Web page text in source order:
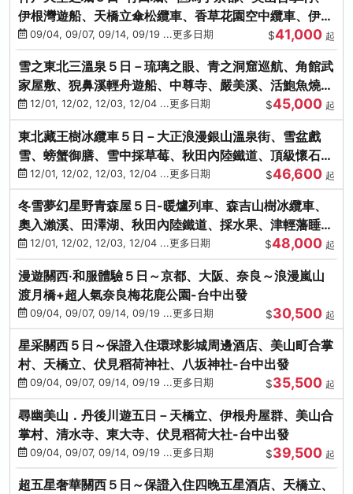
伊根灣遊船、天橋立傘松纜車、香草花園空中纜車、伊勢
龍蝦-台中出發
09/04, 09/07, 09/14, 09/19 ...更多日期 $41,000 起
雪之東北三溫泉５日－琉璃之眼、青之洞窟巡航、角館武
家屋敷、猊鼻溪輕舟遊船、中尊寺、嚴美溪、活鮑魚燒、
烤牡蠣、握壽司體驗
12/01, 12/02, 12/03, 12/04 ...更多日期 $45,000 起
東北藏王樹冰纜車５日－大正浪漫銀山溫泉街、雪盆戲
雪、螃蟹御膳、雪中採草莓、秋田內陸鐵道、頂級懷石料
理、松島遊船
12/01, 12/02, 12/03, 12/04 ...更多日期 $46,600 起
冬雪夢幻星野青森屋５日-暖爐列車、森吉山樹冰纜車、
奧入瀨溪、田澤湖、秋田內陸鐵道、採水果、津輕藩睡魔
村(不進免稅店)
12/01, 12/02, 12/03, 12/04 ...更多日期 $48,000 起
漫遊關西‧和服體驗５日～京都、大阪、奈良～浪漫嵐山
渡月橋+超人氣奈良梅花鹿公園-台中出發
09/04, 09/07, 09/14, 09/19 ...更多日期 $30,500 起
星采關西５日～保證入住環球影城周邊酒店、美山町合掌
村、天橋立、伏見稻荷神社、八坂神社-台中出發
09/04, 09/07, 09/14, 09/19 ...更多日期 $35,500 起
尋幽美山．丹後川遊五日－天橋立、伊根舟屋群、美山合
掌村、清水寺、東大寺、伏見稻荷大社-台中出發
09/04, 09/07, 09/14, 09/19 ...更多日期 $39,500 起
超五星奢華關西５日～保證入住四晚五星酒店、天橋立、